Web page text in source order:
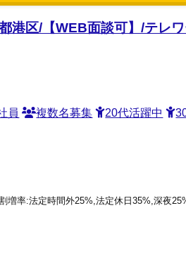
港区/【WEB面談可】/テレ
員 複数名募集 20代活躍中
率:法定時間外25%,法定休日35%,深夜